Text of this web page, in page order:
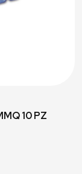
10 PZ